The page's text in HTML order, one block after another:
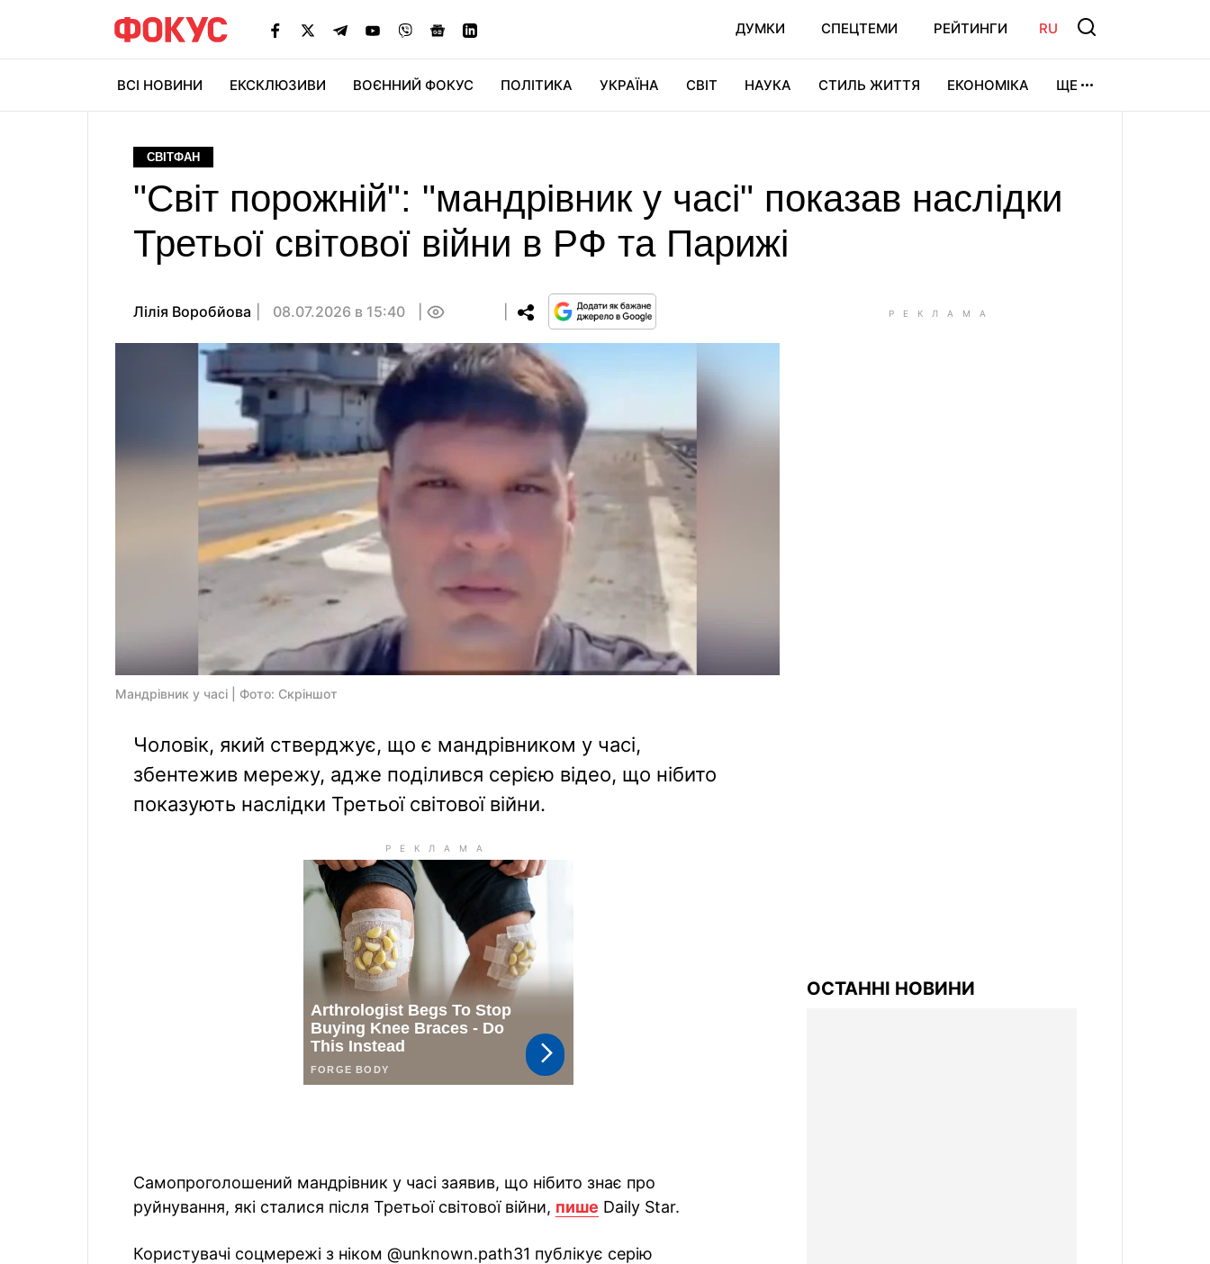
ДУМКИ СПЕЦТЕМИ РЕЙТИНГИ RU
ВСІ НОВИНИ ЕКСКЛЮЗИВИ ВОЄННИЙ ФОКУС ПОЛІТИКА УКРАЇНА СВІТ НАУКА СТИЛЬ ЖИТТЯ ЕКОНОМІКА ЩЕ
СВІТФАН
"Світ порожній": "мандрівник у часі" показав наслідки
Третьої світової війни в РФ та Парижі
Лілія Воробйова 08.07.2026 в 15:40
Мандрівник у часі | Фото: Скріншот
Чоловік, який стверджує, що є мандрівником у часі,
збентежив мережу, адже поділився серією відео, що нібито
показують наслідки Третьої світової війни.
Самопроголошений мандрівник у часі заявив, що нібито знає про
руйнування, які сталися після Третьої світової війни, пише Daily Star.
Користувачі соцмережі з ніком @unknown.path31 публікує серію
ОСТАННІ НОВИНИ